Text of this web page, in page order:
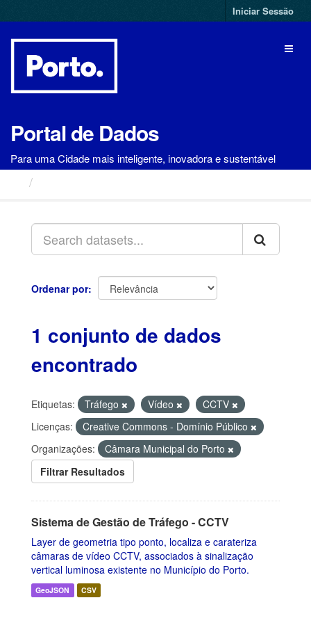
para
Iniciar Sessão
Portal de Dados
Para uma Cidade mais inteligente, inovadora e sustentável
Ordenar por
1 conjunto de dados
encontrado
Etiquetas: Tráfego Vídeo
CCTV
Licenças:
Creative Commons - Domínio Público
Organizações:
Câmara Municipal do Porto
Filtrar Resultados
Sistema de Gestão de Tráfego - CCTV
Layer de geometria tipo ponto, localiza e carateriza
câmaras de vídeo CCTV, associados à sinalização
vertical luminosa existente no Município do Porto.
GeoJSON CSV